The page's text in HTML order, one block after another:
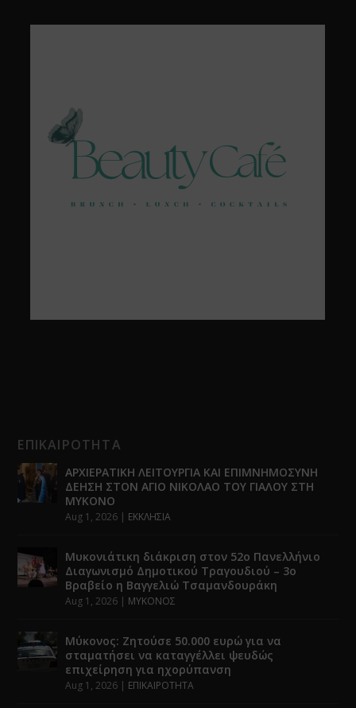
ΕΠΙΚΑΙΡΟΤΗΤΑ
ΑΡΧΙΕΡΑΤΙΚΗ ΛΕΙΤΟΥΡΓΙΑ ΚΑΙ ΕΠΙΜΝΗΜΟΣΥΝΗ
ΔΕΗΣΗ ΣΤΟΝ ΑΓΙΟ ΝΙΚΟΛΑΟ ΤΟΥ ΓΙΑΛΟΥ ΣΤΗ
ΜΥΚΟΝΟ
Aug 1, 2026 | ΕΚΚΛΗΣΙΑ
Μυκονιάτικη διάκριση στον 52ο Πανελλήνιο
Διαγωνισμό Δημοτικού Τραγουδιού – 3ο
Βραβείο η Βαγγελιώ Τσαμανδουράκη
Aug 1, 2026 | ΜΥΚΟΝΟΣ
Μύκονος: Ζητούσε 50.000 ευρώ για να
σταματήσει να καταγγέλλει ψευδώς
επιχείρηση για ηχορύπανση
Aug 1, 2026 | ΕΠΙΚΑΙΡΟΤΗΤΑ